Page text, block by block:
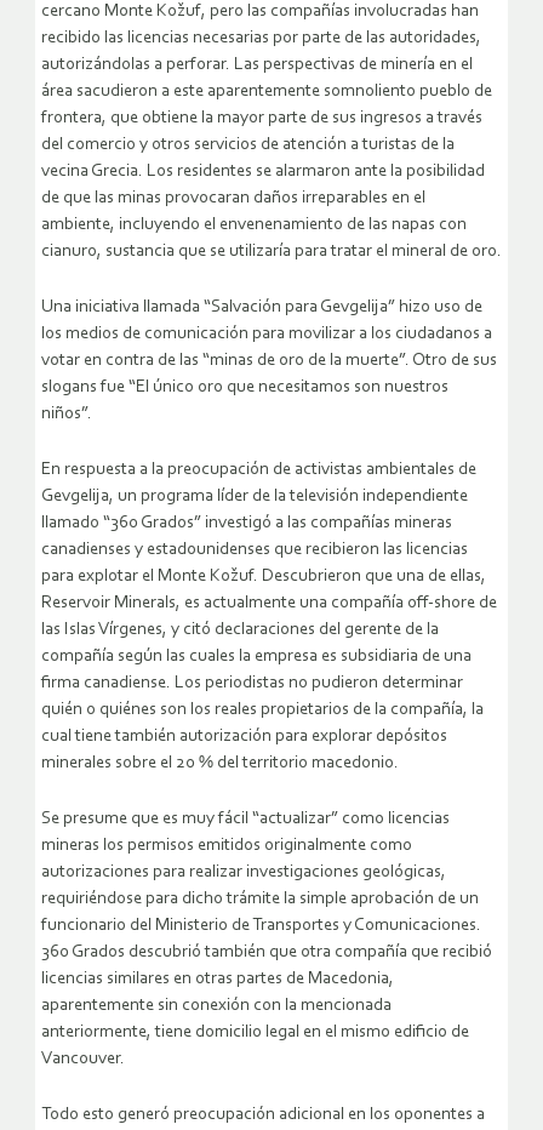
cercano Monte Kožuf, pero las compañías involucradas han
recibido las licencias necesarias por parte de las autoridades,
autorizándolas a perforar. Las perspectivas de minería en el
área sacudieron a este aparentemente somnoliento pueblo de
frontera, que obtiene la mayor parte de sus ingresos a través
del comercio y otros servicios de atención a turistas de la
vecina Grecia. Los residentes se alarmaron ante la posibilidad
de que las minas provocaran daños irreparables en el
ambiente, incluyendo el envenenamiento de las napas con
cianuro, sustancia que se utilizaría para tratar el mineral de oro.
Una iniciativa llamada “Salvación para Gevgelija” hizo uso de
los medios de comunicación para movilizar a los ciudadanos a
votar en contra de las “minas de oro de la muerte”. Otro de sus
slogans fue “El único oro que necesitamos son nuestros
niños”.
En respuesta a la preocupación de activistas ambientales de
Gevgelija, un programa líder de la televisión independiente
llamado “360 Grados” investigó a las compañías mineras
canadienses y estadounidenses que recibieron las licencias
para explotar el Monte Kožuf. Descubrieron que una de ellas,
Reservoir Minerals, es actualmente una compañía off-shore de
las Islas Vírgenes, y citó declaraciones del gerente de la
compañía según las cuales la empresa es subsidiaria de una
firma canadiense. Los periodistas no pudieron determinar
quién o quiénes son los reales propietarios de la compañía, la
cual tiene también autorización para explorar depósitos
minerales sobre el 20 % del territorio macedonio.
Se presume que es muy fácil “actualizar” como licencias
mineras los permisos emitidos originalmente como
autorizaciones para realizar investigaciones geológicas,
requiriéndose para dicho trámite la simple aprobación de un
funcionario del Ministerio de Transportes y Comunicaciones.
360 Grados descubrió también que otra compañía que recibió
licencias similares en otras partes de Macedonia,
aparentemente sin conexión con la mencionada
anteriormente, tiene domicilio legal en el mismo edificio de
Vancouver.
Todo esto generó preocupación adicional en los oponentes a